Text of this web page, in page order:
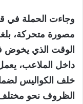
وجاءت الحملة في
مصورة متحركة،
الوقت الذي يخوض
داخل الملاعب،
خلف الكواليس
الظروف نحو